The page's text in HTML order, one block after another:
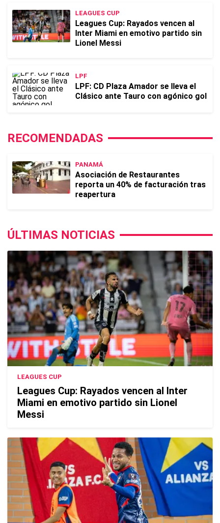
LEAGUES CUP
Leagues Cup: Rayados vencen al
Inter Miami en emotivo partido sin
Lionel Messi
LPF
LPF: CD Plaza Amador se lleva el
Clásico ante Tauro con agónico gol
RECOMENDADAS
PANAMÁ
Asociación de Restaurantes
reporta un 40% de facturación tras
reapertura
ÚLTIMAS NOTICIAS
LEAGUES CUP
Leagues Cup: Rayados vencen al Inter
Miami en emotivo partido sin Lionel
Messi